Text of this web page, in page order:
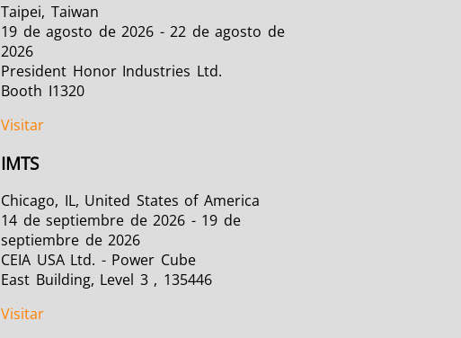
Taipei, Taiwan
19 de agosto de 2026 - 22 de agosto de
2026
President Honor Industries Ltd.
Booth I1320
Visitar
IMTS
Chicago, IL, United States of America
14 de septiembre de 2026 - 19 de
septiembre de 2026
CEIA USA Ltd. - Power Cube
East Building, Level 3 , 135446
Visitar